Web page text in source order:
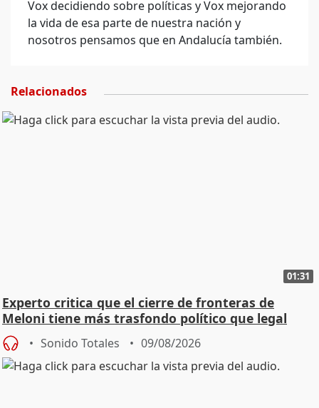
Vox decidiendo sobre políticas y Vox mejorando
la vida de esa parte de nuestra nación y
nosotros pensamos que en Andalucía también.
Relacionados
01:31
Experto critica que el cierre de fronteras de
Meloni tiene más trasfondo político que legal
Sonido Totales 09/08/2026